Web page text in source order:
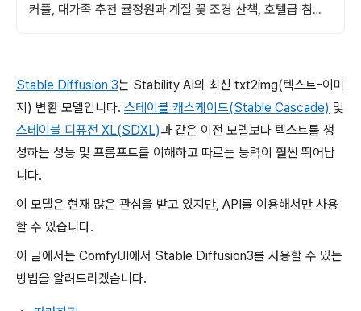
커플, 대가족 추천 귤정원과 계절 꽃 조경 산책, 호텔급 침구
Stable Diffusion 3는 Stability AI의 최신 txt2img(텍스트-이미
지) 변환 모델입니다. 스테이블 캐스케이드(Stable Cascade) 및
스테이블 디퓨전 XL(SDXL)과 같은 이전 모델보다 텍스트를 생
성하는 성능 및 프롬프트를 이해하고 따르는 능력이 훨씬 뛰어납
니다.
이 모델은 현재 많은 관심을 받고 있지만, API를 이용해서만 사용
할 수 있습니다.
이 글에서는 ComfyUI에서 Stable Diffusion3를 사용할 수 있는
방법을 알려드리겠습니다.